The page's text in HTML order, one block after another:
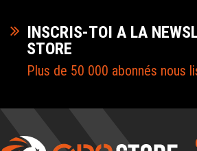
INSCRIS-TOI A LA
STORE
Plus de 50 000 abonnés nous